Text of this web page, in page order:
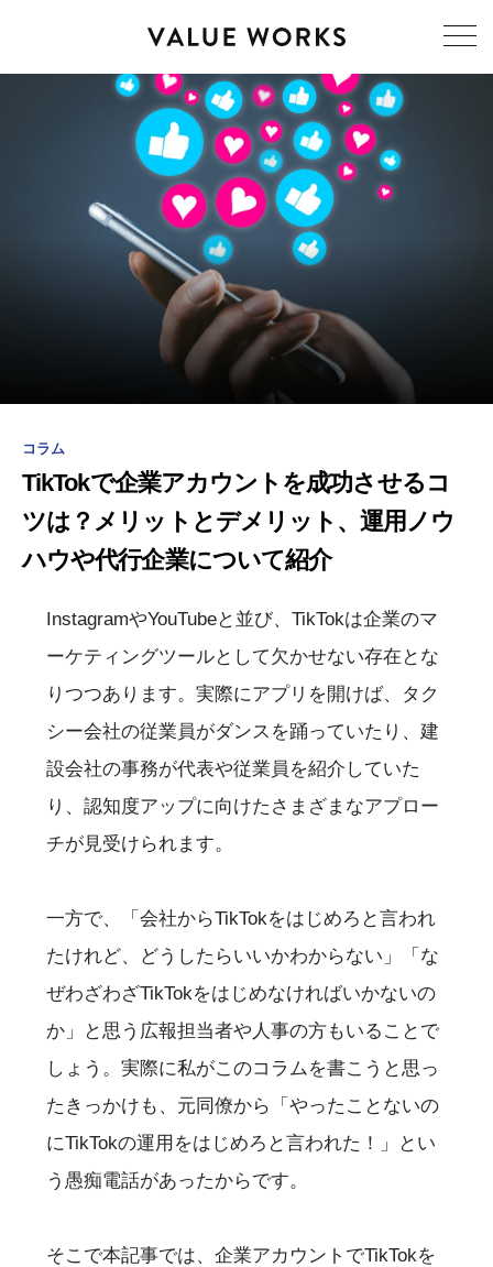
コラム
TikTokで企業アカウントを成功させるコ
ツは？メリットとデメリット、運用ノウ
ハウや代行企業について紹介
InstagramやYouTubeと並び、TikTokは企業のマ
ーケティングツールとして欠かせない存在とな
りつつあります。実際にアプリを開けば、タク
シー会社の従業員がダンスを踊っていたり、建
設会社の事務が代表や従業員を紹介していた
り、認知度アップに向けたさまざまなアプロー
チが見受けられます。
一方で、「会社からTikTokをはじめろと言われ
たけれど、どうしたらいいかわからない」「な
ぜわざわざTikTokをはじめなければいかないの
か」と思う広報担当者や人事の方もいることで
しょう。実際に私がこのコラムを書こうと思っ
たきっかけも、元同僚から「やったことないの
にTikTokの運用をはじめろと言われた！」とい
う愚痴電話があったからです。
そこで本記事では、企業アカウントでTikTokを